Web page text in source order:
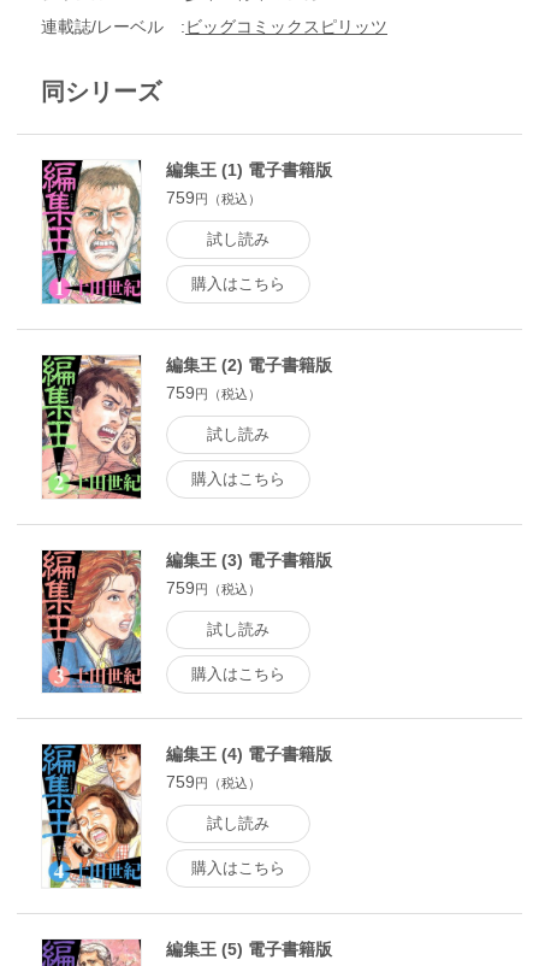
連載誌/レーベル
ビッグコミックスピリッツ
同シリーズ
編集王 (1) 電子書籍版
759円（税込）
試し読み
購入はこちら
編集王 (2) 電子書籍版
759円（税込）
試し読み
購入はこちら
編集王 (3) 電子書籍版
759円（税込）
試し読み
購入はこちら
編集王 (4) 電子書籍版
759 円（税込）
試し読み
購入はこちら
編集王 (5) 電子書籍版